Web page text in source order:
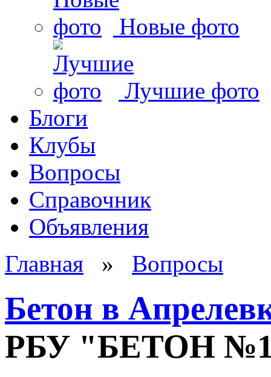
Новые фото
Лучшие фото
Блоги
Клубы
Вопросы
Справочник
Объявления
Главная » Вопросы
Бетон в
РБУ "БЕТОН